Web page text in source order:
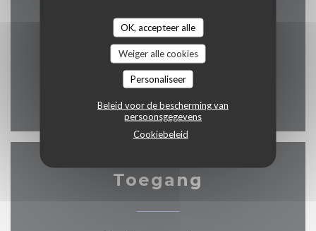
OK, accepteer alle
Weiger alle cookies
Personaliseer
Beleid voor de bescherming van
persoonsgegevens
Cookiebeleid
Maa-Zon
07:30 - 02:00
Toegang